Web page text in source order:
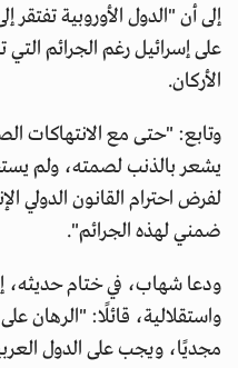
إلى أن "الدول الأوروبية
على إسرائيل رغم الجرائم
الأركان.
وتابع: "حتى مع الانتهاكات
يشعر بالذنب لصمته، ولم
لفرض احترام القانون الدولي
ضمني لهذه الجرائم".
ودعا شهاب، في ختام حديثه،
واستقلالية، قائلًا: "الرهان
مجديًا، ويجب على الدول